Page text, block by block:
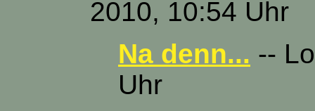
2010, 10:54 Uhr
Na denn... --
Uhr